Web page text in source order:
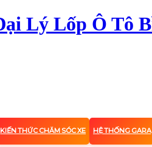
KIẾN THỨC CHĂM SÓC XE HỆ THỐNG GARA